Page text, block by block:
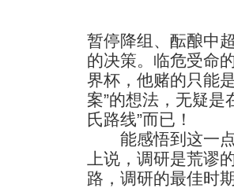
暂停降组、酝酿中
的决策。临危受命
界杯，他赌的只能
案”的想法，无疑是
氏路线”而已！
能感悟到这一点
上说，调研是荒谬
路，调研的最佳时